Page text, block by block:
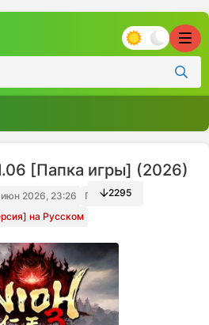
[Папка игры] (2026)
июн 2026, 23:26
Папка игры
на Русском
2295